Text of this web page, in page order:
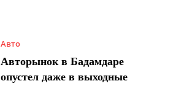
Авто
Авторынок в Бадамдаре
опустел даже в выходные